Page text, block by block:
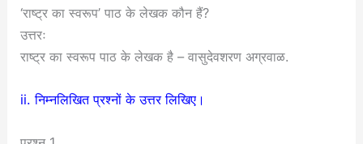
‘राष्ट्र का स्वरूप’ पाठ के लेखक कौन हैं?
उत्तरः
राष्ट्र का स्वरूप पाठ के लेखक है – वासुदेवशरण अग्रवाळ.
ii. निम्नलिखित प्रश्नों के उत्तर लिखिए।